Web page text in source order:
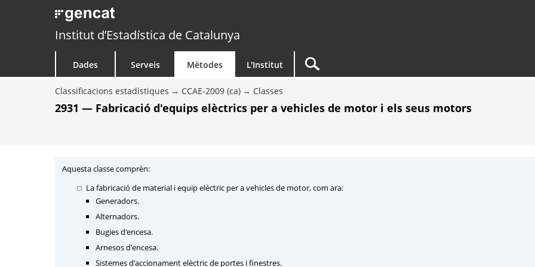
Institut d’Estadística de Catalunya
Dades Serveis Mètodes L'Institut
Classificacions estadístiques CCAE-2009 (ca) Classes
2931 — Fabricació d'equips elèctrics per a vehicles de motor i els seus motors
Aquesta classe comprèn:
La fabricació de material i equip elèctric per a vehicles de motor, com ara:
Generadors.
Alternadors.
Bugies d'encesa.
Arnesos d'encesa.
Sistemes d'accionament elèctric de portes i finestres.